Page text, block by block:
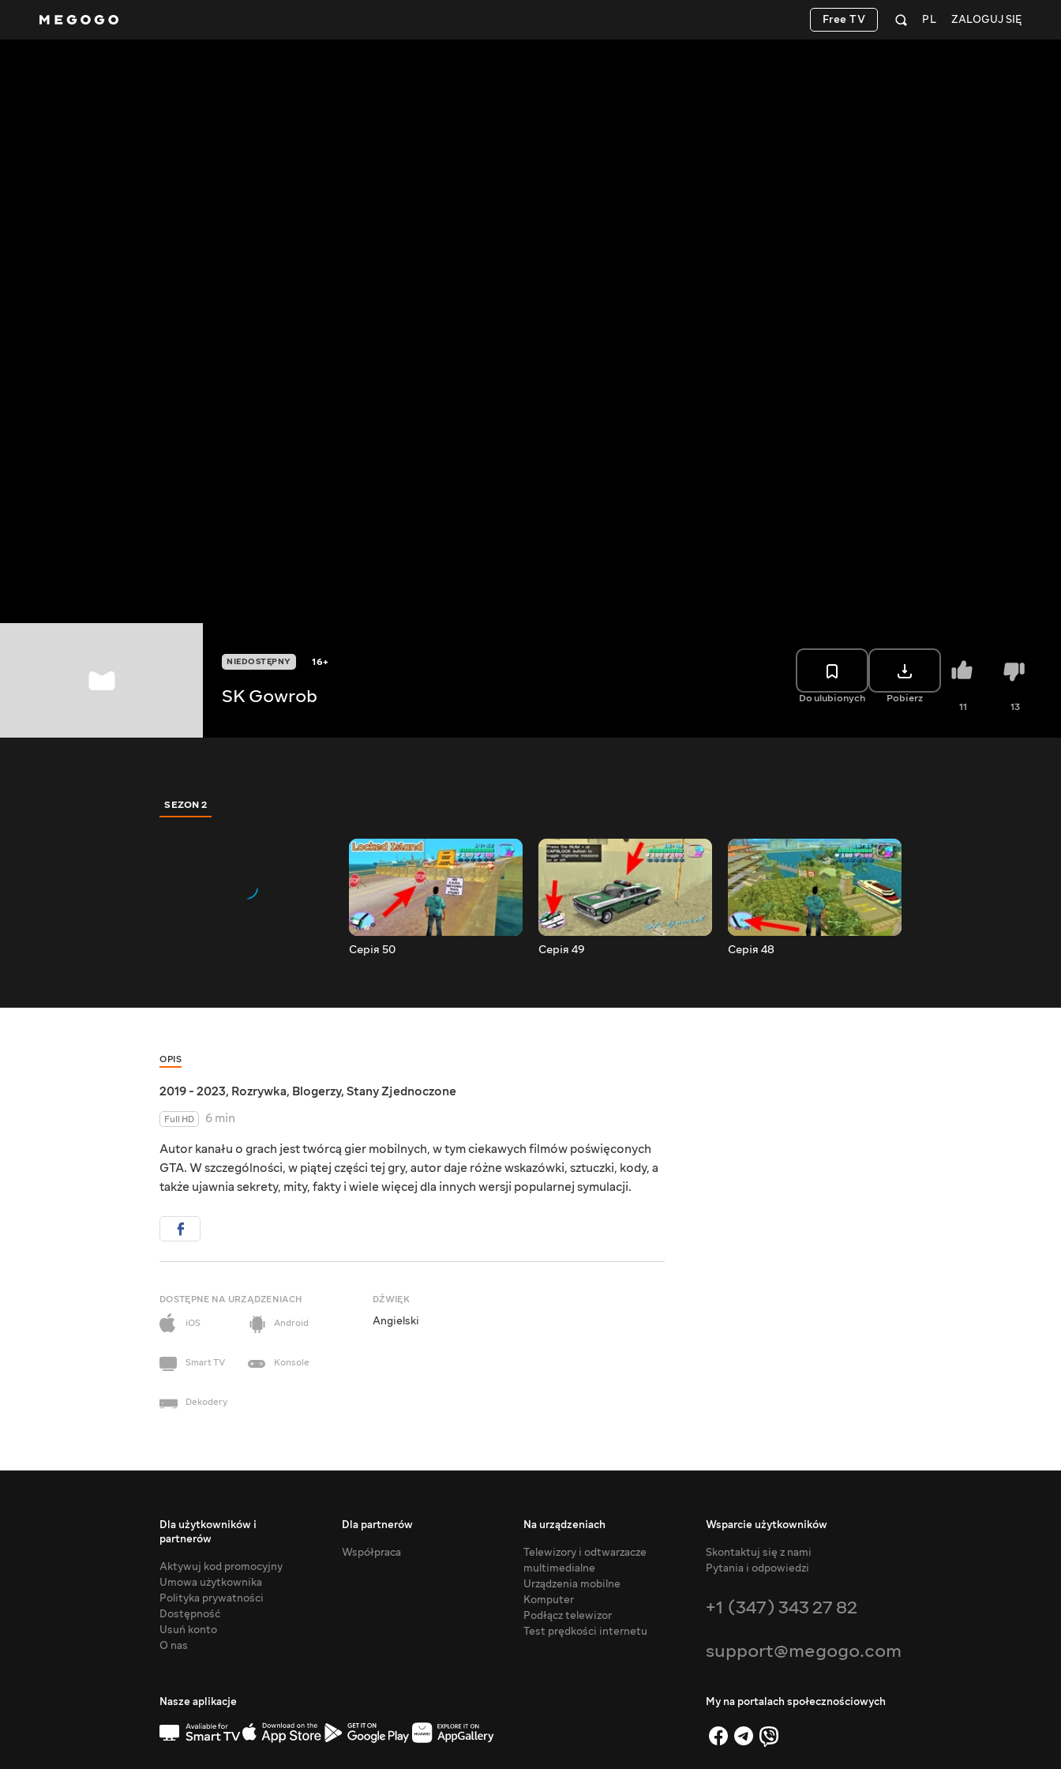
ZALOGUJ SIĘ
PL
Free TV
NIEDOSTĘPNY 16+
SK Gowrob Do ulubionych Pobierz
11 13
SEZON 2
Серія 50 Серія 49 Серія 48
OPIS
2019 - 2023, Rozrywka, Blogerzy, Stany Zjednoczone
Full HD
6 min
Autor kanału o grach jest twórcą gier mobilnych, w tym ciekawych filmów poświęconych
GTA. W szczególności, w piątej części tej gry, autor daje różne wskazówki, sztuczki, kody, a
także ujawnia sekrety, mity, fakty i wiele więcej dla innych wersji popularnej symulacji.
DOSTĘPNE NA URZĄDZENIACH
iOS
Android
Smart TV Konsole
Dekodery
DŹWIĘK
Angielski
Dla użytkowników i
partnerów
Aktywuj kod promocyjny
Umowa użytkownika
Polityka prywatności
Dostępność
Usuń konto
O nas
Dla partnerów
Współpraca
Na urządzeniach
Telewizory i odtwarzacze
multimedialne
Urządzenia mobilne
Komputer
Podłącz telewizor
Test prędkości internetu
Wsparcie użytkowników
Skontaktuj się z nami
Pytania i odpowiedzi
+1 (347) 343 27 82
support@megogo.com
Nasze aplikacje My na portalach społecznościowych